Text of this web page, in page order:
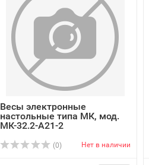
Весы электронные
настольные типа МК, мод.
МК-32.2-А21-2
(0) Нет в наличии